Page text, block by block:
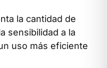
la cantidad de
sensibilidad a la
uso más eficiente